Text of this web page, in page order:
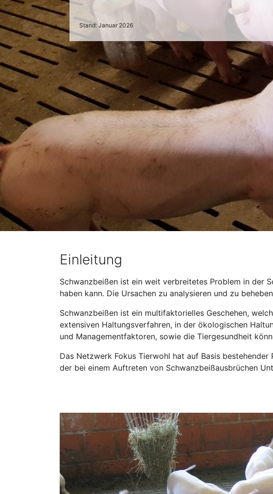
Stand: Januar 2026
Einleitung
Schwanzbeißen ist ein weit verbreitetes Problem in der
haben kann. Die Ursachen zu analysieren und zu
Schwanzbeißen ist ein multifaktorielles Geschehen,
extensiven Haltungsverfahren, in der ökologischen
und Managementfaktoren, sowie die Tiergesundheit
Das Netzwerk Fokus Tierwohl hat auf Basis
der bei einem Auftreten von Schwanzbeißausbrüchen